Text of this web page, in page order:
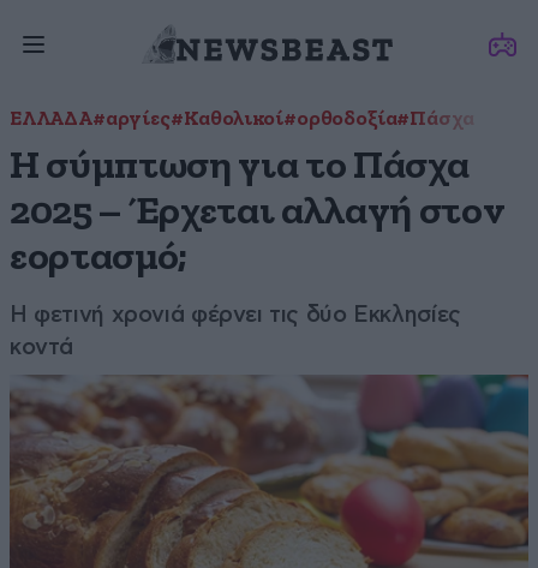
ΕΛΛΑΔΑ#αργίες#Καθολικοί#ορθοδοξία#Πάσχα
Η σύμπτωση για το Πάσχα
2025 – Έρχεται αλλαγή στον
εορτασμό;
Η φετινή χρονιά φέρνει τις δύο Εκκλησίες
κοντά